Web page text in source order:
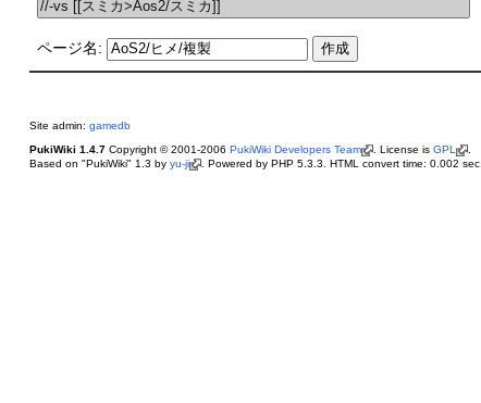
ページ名:
Site admin: gamedb
PukiWiki 1.4.7Copyright © 2001-2006 PukiWiki Developers Team . License is GPL
.
Based on "PukiWiki" 1.3 by yu-ji . Powered by PHP 5.3.3. HTML convert time: 0.002 sec.